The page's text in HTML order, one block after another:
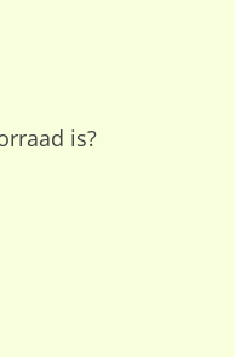
is?